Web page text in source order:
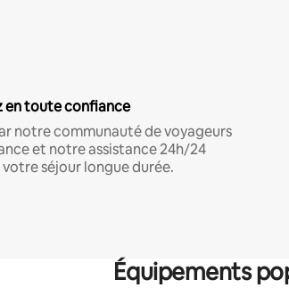
en toute confiance
notre communauté de voyageurs
et notre assistance 24h/24
séjour longue durée.
Équipements